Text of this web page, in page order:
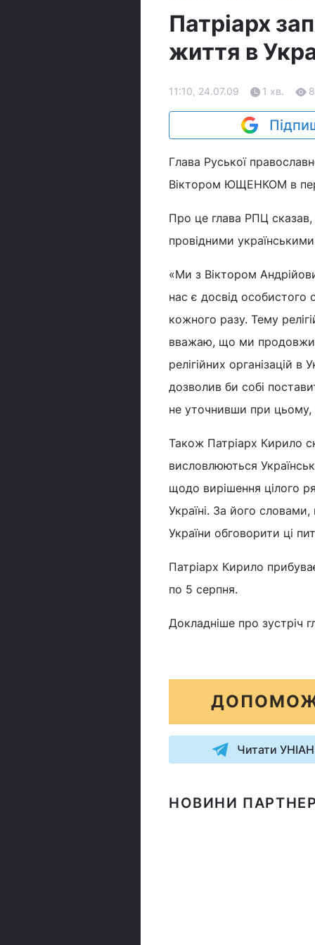
Патріарх
життя в
11:10, 24.07.09 1 хв. 8
Глава Руської
Віктором ЮЩЕНКОМ в
Про це глава РПЦ сказав,
провідними
«Ми з Віктором
нас є досвід особистого
кожного разу. Тему
вважаю, що ми
релігійних організацій
дозволив би собі
не уточнивши при цьому,
Також Патріарх Кирило
висловлюються
щодо вирішення цілого
Україні. За його словами,
України обговорити ці
Патріарх Кирило
по 5 серпня.
Докладніше про зустріч
Читати
НОВИНИ